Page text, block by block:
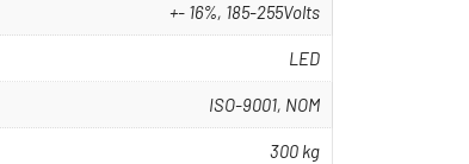
+- 16%, 185-255Volts
LED
ISO-9001, NOM
300 kg